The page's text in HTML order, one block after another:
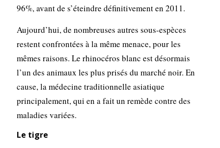
96%, avant de s’éteindre définitivement en 2011.
Aujourd’hui, de nombreuses autres sous-espèces
restent confrontées à la même menace, pour les
mêmes raisons. Le rhinocéros blanc est désormais
l’un des animaux les plus prisés du marché noir. En
cause, la médecine traditionnelle asiatique
principalement, qui en a fait un remède contre des
maladies variées.
Le tigre